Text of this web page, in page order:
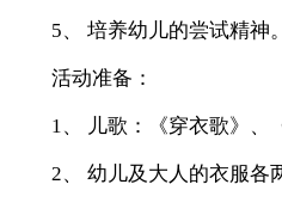
5、 培养幼儿的尝试精神。
活动准备：
1、 儿歌：《穿衣歌》、
2、 幼儿及大人的衣服各